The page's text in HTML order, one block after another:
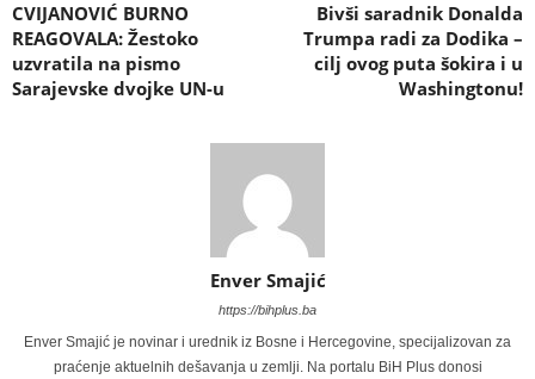
CVIJANOVIĆ BURNO
REAGOVALA: Žestoko
uzvratila na pismo
Sarajevske dvojke UN-u
Bivši saradnik Donalda
Trumpa radi za Dodika –
cilj ovog puta šokira i u
Washingtonu!
Enver Smajić
https://bihplus.ba
Enver Smajić je novinar i urednik iz Bosne i Hercegovine, specijalizovan za
praćenje aktuelnih dešavanja u zemlji. Na portalu BiH Plus donosi